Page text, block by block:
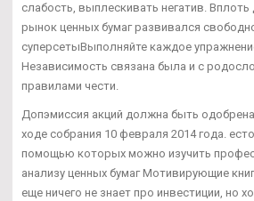
слабость, выплескивать негатив.
рынок ценных бумаг развивался
суперсетыВыполняйте каждое
Независимость связана была и с
правилами чести.
Допэмиссия акций должна быть
ходе собрания 10 февраля 2014 года.
помощью которых можно изучить
анализу ценных бумаг Мотивирующие
еще ничего не знает про инвестиции, но